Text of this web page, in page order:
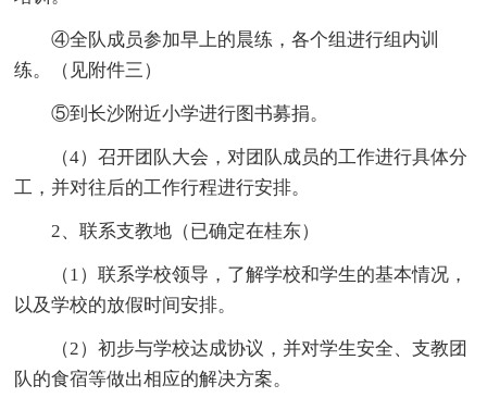
④全队成员参加早上的晨练，各个组进行组内训
练。（见附件三）
⑤到长沙附近小学进行图书募捐。
（4）召开团队大会，对团队成员的工作进行具体分
工，并对往后的工作行程进行安排。
2、联系支教地（已确定在桂东）
（1）联系学校领导，了解学校和学生的基本情况，
以及学校的放假时间安排。
（2）初步与学校达成协议，并对学生安全、支教团
队的食宿等做出相应的解决方案。